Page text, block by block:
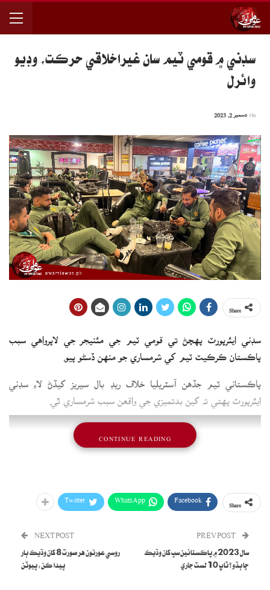
سڊني ۾ قومي ٽيم سان غيراخلاقي حرڪت، وڊيو
وائرل
سڊني ايئرپورٽ پهچڻ تي قومي ٽيم جي مئنيجر جي لاپرواهي سبب
پاڪستان ڪرڪيٽ ٽيم کي شرمساري جو منهن ڏسڻو پيو.
پاڪستاني ٽيم جڏهن آسٽريليا خلاف ريڊ بال سيريز کيڏڻ لاءِ سڊني
ايئرپورٽ پهتي ته کين بدتميزي جي واقعن سبب شرمساري ٿي.
Facebook
WhatsApp
Twitter
سال 2023 ۾ پاڪستانين سڀ کان وڌيڪ
ڇا ٻڌو؟ ٽاپ 10 لسٽ جاري
NEXT POST
روسي عورتون هر صورت 8 کان وڌيڪ ٻار
پيدا ڪن: پيوٽن